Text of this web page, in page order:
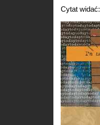
Cytat widać: